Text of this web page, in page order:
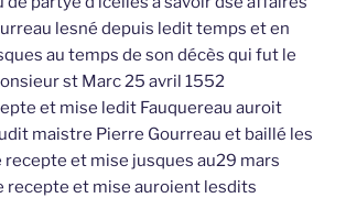
lesné depuis ledit temps et en
au temps de son décès qui fut le
st Marc 25 avril 1552
et mise ledit Fauquereau auroit
maistre Pierre Gourreau et baillé les
recepte et mise jusques au29 mars
recepte et mise auroient lesdits